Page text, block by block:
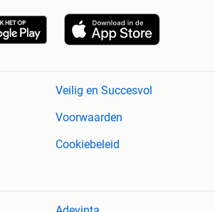
Veilig en Succesvol
Voorwaarden
Cookiebeleid